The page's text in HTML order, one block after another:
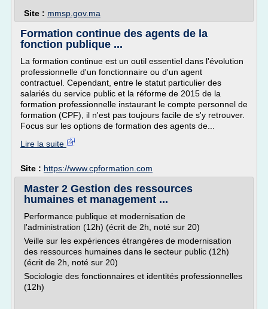
Site : mmsp.gov.ma
Formation continue des agents de la
fonction publique ...
La formation continue est un outil essentiel dans l'évolution
professionnelle d'un fonctionnaire ou d'un agent
contractuel. Cependant, entre le statut particulier des
salariés du service public et la réforme de 2015 de la
formation professionnelle instaurant le compte personnel de
formation (CPF), il n'est pas toujours facile de s'y retrouver.
Focus sur les options de formation des agents de...
Lire la suite
Site : https://www.cpformation.com
Master 2 Gestion des ressources
humaines et management ...
Performance publique et modernisation de
l'administration (12h) (écrit de 2h, noté sur 20)
Veille sur les expériences étrangères de modernisation
des ressources humaines dans le secteur public (12h)
(écrit de 2h, noté sur 20)
Sociologie des fonctionnaires et identités professionnelles
(12h)